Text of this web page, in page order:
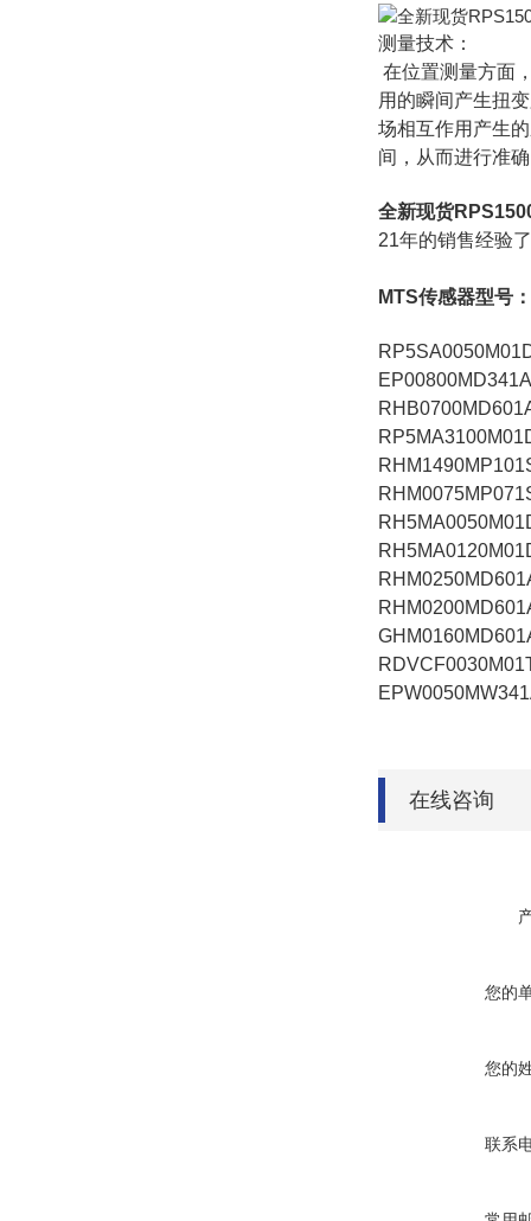
测量技术：
在位置测量方面
用的瞬间产生扭
场相互作用产生
间，从而进行准
全新现货
21年的销售经验
MTS传感器型号：
在线咨询
您的
您的
联系